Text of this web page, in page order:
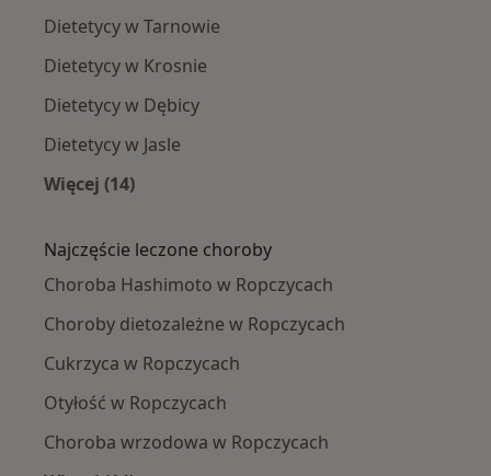
Dietetycy w Tarnowie
Dietetycy w Krosnie
Dietetycy w Dębicy
Dietetycy w Jasle
Więcej (14)
Najczęście leczone choroby
Choroba Hashimoto w Ropczycach
Choroby dietozależne w Ropczycach
Cukrzyca w Ropczycach
Otyłość w Ropczycach
Choroba wrzodowa w Ropczycach